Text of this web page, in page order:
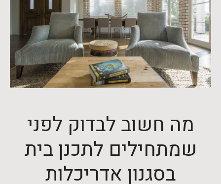
מה חשוב לבדוק לפני
שמתחילים לתכנן בית
בסגנון אדריכלות